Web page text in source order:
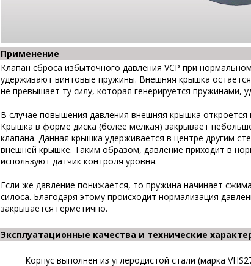
Применение
Клапан сброса избыточного давления VCP при
удерживают винтовые пружины. Внешняя крышка
не превышает ту силу, которая генерируется
В случае повышения давления внешняя крышка
Крышка в форме диска (более мелкая) закрывает
клапана. Данная крышка удерживается в центре другим
внешней крышке. Таким образом, давление приходит в
используют датчик контроля уровня.
Если же давление понижается, то пружина начинает
силоса. Благодаря этому происходит нормализация
закрывается герметично.
Эксплуатационные качества и технические
Корпус выполнен из углеродистой стали (марка